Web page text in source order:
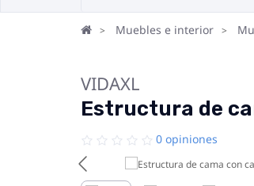
Muebles e interior
VIDAXL
Estructura de
0 opiniones